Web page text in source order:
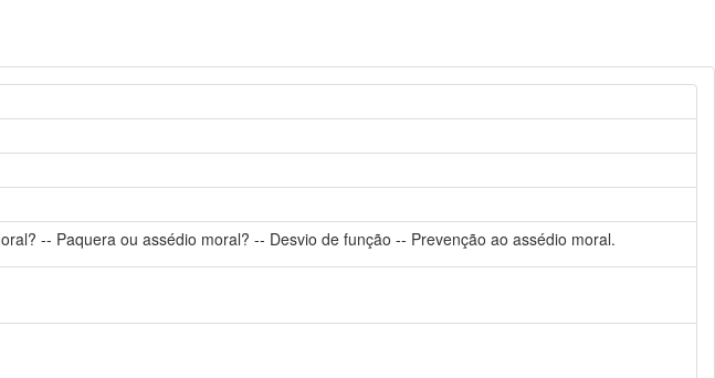
-- Paquera ou assédio moral? -- Desvio de função -- Prevenção ao assédio moral.